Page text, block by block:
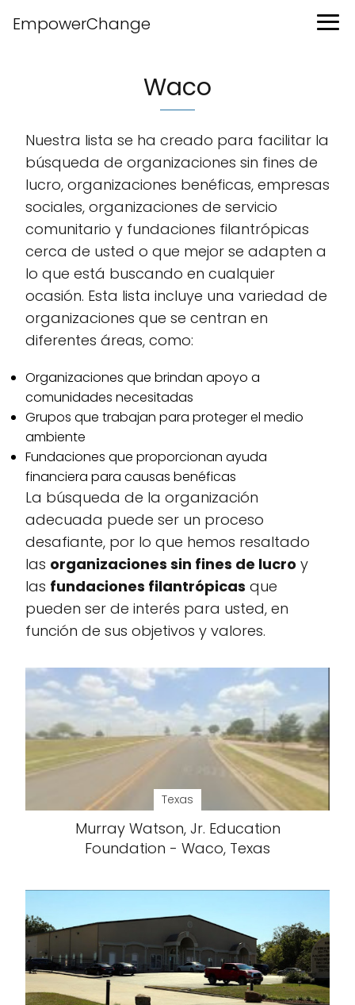
EmpowerChange
Waco
Nuestra lista se ha creado para facilitar la
búsqueda de organizaciones sin fines de
lucro, organizaciones benéficas, empresas
sociales, organizaciones de servicio
comunitario y fundaciones filantrópicas
cerca de usted o que mejor se adapten a
lo que está buscando en cualquier
ocasión. Esta lista incluye una variedad de
organizaciones que se centran en
diferentes áreas, como:
Organizaciones que brindan apoyo a
comunidades necesitadas
Grupos que trabajan para proteger el medio
ambiente
Fundaciones que proporcionan ayuda
financiera para causas benéficas
La búsqueda de la organización
adecuada puede ser un proceso
desafiante, por lo que hemos resaltado
las organizaciones sin fines de lucro y
las fundaciones filantrópicas que
pueden ser de interés para usted, en
función de sus objetivos y valores.
Texas
Murray Watson, Jr. Education
Foundation - Waco, Texas